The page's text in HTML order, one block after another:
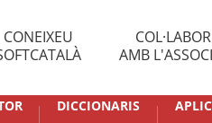
CONEIXEU
AMB
DICCIONARIS